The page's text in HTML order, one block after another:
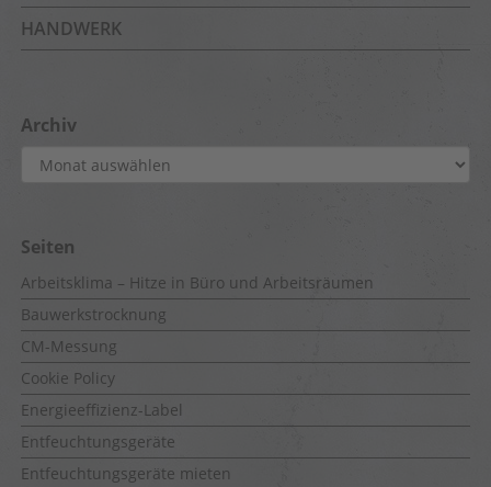
HANDWERK
Archiv
Archiv
Seiten
Arbeitsklima – Hitze in Büro und Arbeitsräumen
Bauwerkstrocknung
CM-Messung
Cookie Policy
Energieeffizienz-Label
Entfeuchtungsgeräte
Entfeuchtungsgeräte mieten